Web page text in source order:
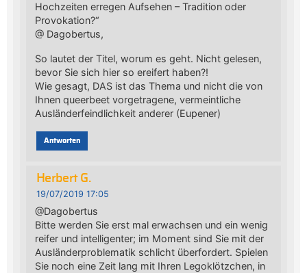
Hochzeiten erregen Aufsehen – Tradition oder
Provokation?“
@ Dagobertus,
So lautet der Titel, worum es geht. Nicht gelesen,
bevor Sie sich hier so ereifert haben?!
Wie gesagt, DAS ist das Thema und nicht die von
Ihnen queerbeet vorgetragene, vermeintliche
Ausländerfeindlichkeit anderer (Eupener)
Antworten
Herbert G.
19/07/2019 17:05
@Dagobertus
Bitte werden Sie erst mal erwachsen und ein wenig
reifer und intelligenter; im Moment sind Sie mit der
Ausländerproblematik schlicht überfordert. Spielen
Sie noch eine Zeit lang mit Ihren Legoklötzchen, in